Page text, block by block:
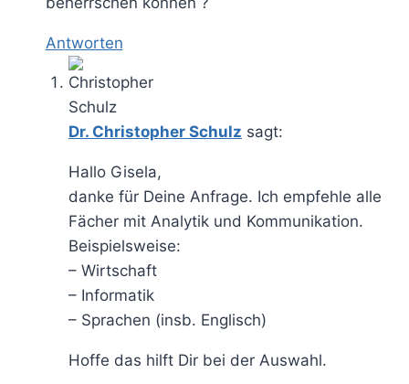
Antworten
Dr. Christopher Schulz sagt:
Hallo Gisela,
danke für Deine Anfrage. Ich empfehle alle
Fächer mit Analytik und Kommunikation.
Beispielsweise:
– Wirtschaft
– Informatik
– Sprachen (insb. Englisch)
Hoffe das hilft Dir bei der Auswahl.